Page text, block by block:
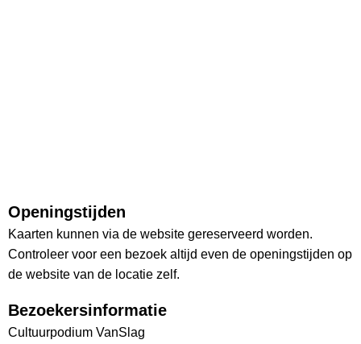
Openingstijden
Kaarten kunnen via de website gereserveerd worden.
Controleer voor een bezoek altijd even de openingstijden op
de website van de locatie zelf.
Bezoekersinformatie
Cultuurpodium VanSlag